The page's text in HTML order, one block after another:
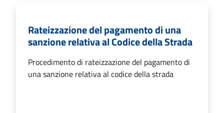
Rateizzazione del pagamento di una
sanzione relativa al Codice della Strada
Procedimento di rateizzazione del pagamento di
una sanzione relativa al codice della strada